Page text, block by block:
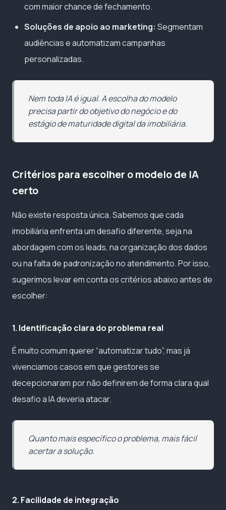
com maior chance de fechamento.
Soluções de apoio ao marketing: Segmentam
audiências e automatizam campanhas
personalizadas.
Nem toda IA é igual. A escolha do modelo
precisa partir do objetivo do negócio e do
estágio de maturidade digital da imobiliária.
Critérios para escolher o modelo de IA
certo
Não existe resposta única. Sabemos que cada
imobiliária enfrenta um desafio diferente, seja na
abordagem com os leads, na organização dos dados
ou na falta de padronização no atendimento. Por isso,
sugerimos levar em conta os critérios abaixo antes de
escolher:
1. Identificação clara do problema real
É muito comum querer “automatizar tudo”, mas já
vivenciamos casos em que gestores se
decepcionaram por não definirem de forma clara qual
desafio a IA deveria atacar.
Quanto mais específico o problema, mais fácil
acertar a solução.
2. Facilidade de integração